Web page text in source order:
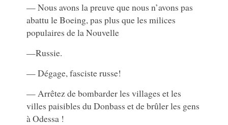
— Nous avons la preuve que nous n’avons pas
abattu le Boeing, pas plus que les milices
populaires de la Nouvelle
—Russie.
— Dégage, fasciste russe!
— Arrêtez de bombarder les villages et les
villes paisibles du Donbass et de brûler les gens
à Odessa !